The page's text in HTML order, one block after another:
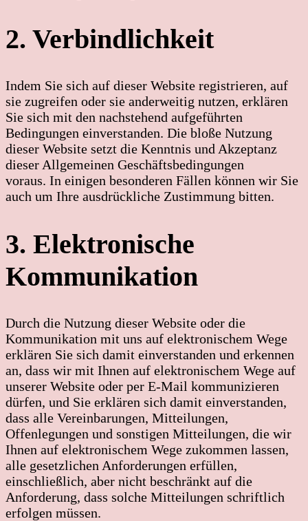
2. Verbindlichkeit
Indem Sie sich auf dieser Website registrieren, auf
sie zugreifen oder sie anderweitig nutzen, erklären
Sie sich mit den nachstehend aufgeführten
Bedingungen einverstanden. Die bloße Nutzung
dieser Website setzt die Kenntnis und Akzeptanz
dieser Allgemeinen Geschäftsbedingungen
voraus. In einigen besonderen Fällen können wir Sie
auch um Ihre ausdrückliche Zustimmung bitten.
3. Elektronische
Kommunikation
Durch die Nutzung dieser Website oder die
Kommunikation mit uns auf elektronischem Wege
erklären Sie sich damit einverstanden und erkennen
an, dass wir mit Ihnen auf elektronischem Wege auf
unserer Website oder per E-Mail kommunizieren
dürfen, und Sie erklären sich damit einverstanden,
dass alle Vereinbarungen, Mitteilungen,
Offenlegungen und sonstigen Mitteilungen, die wir
Ihnen auf elektronischem Wege zukommen lassen,
alle gesetzlichen Anforderungen erfüllen,
einschließlich, aber nicht beschränkt auf die
Anforderung, dass solche Mitteilungen schriftlich
erfolgen müssen.